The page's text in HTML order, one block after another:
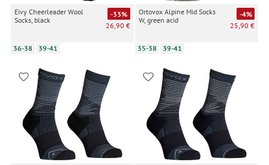
Eivy Cheerleader Wool
Socks, black
-33%
26,90 €
36-38 39-41
Ortovox Alpine Mid Socks
W, green acid
-4%
25,90 €
35-38 39-41